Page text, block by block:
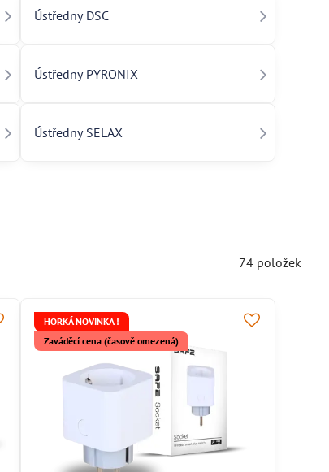
Ústředny DSC
Ústředny PYRONIX
Ústředny SELAX
74 položek
HORKÁ NOVINKA !
Zaváděcí cena (časově omezená)